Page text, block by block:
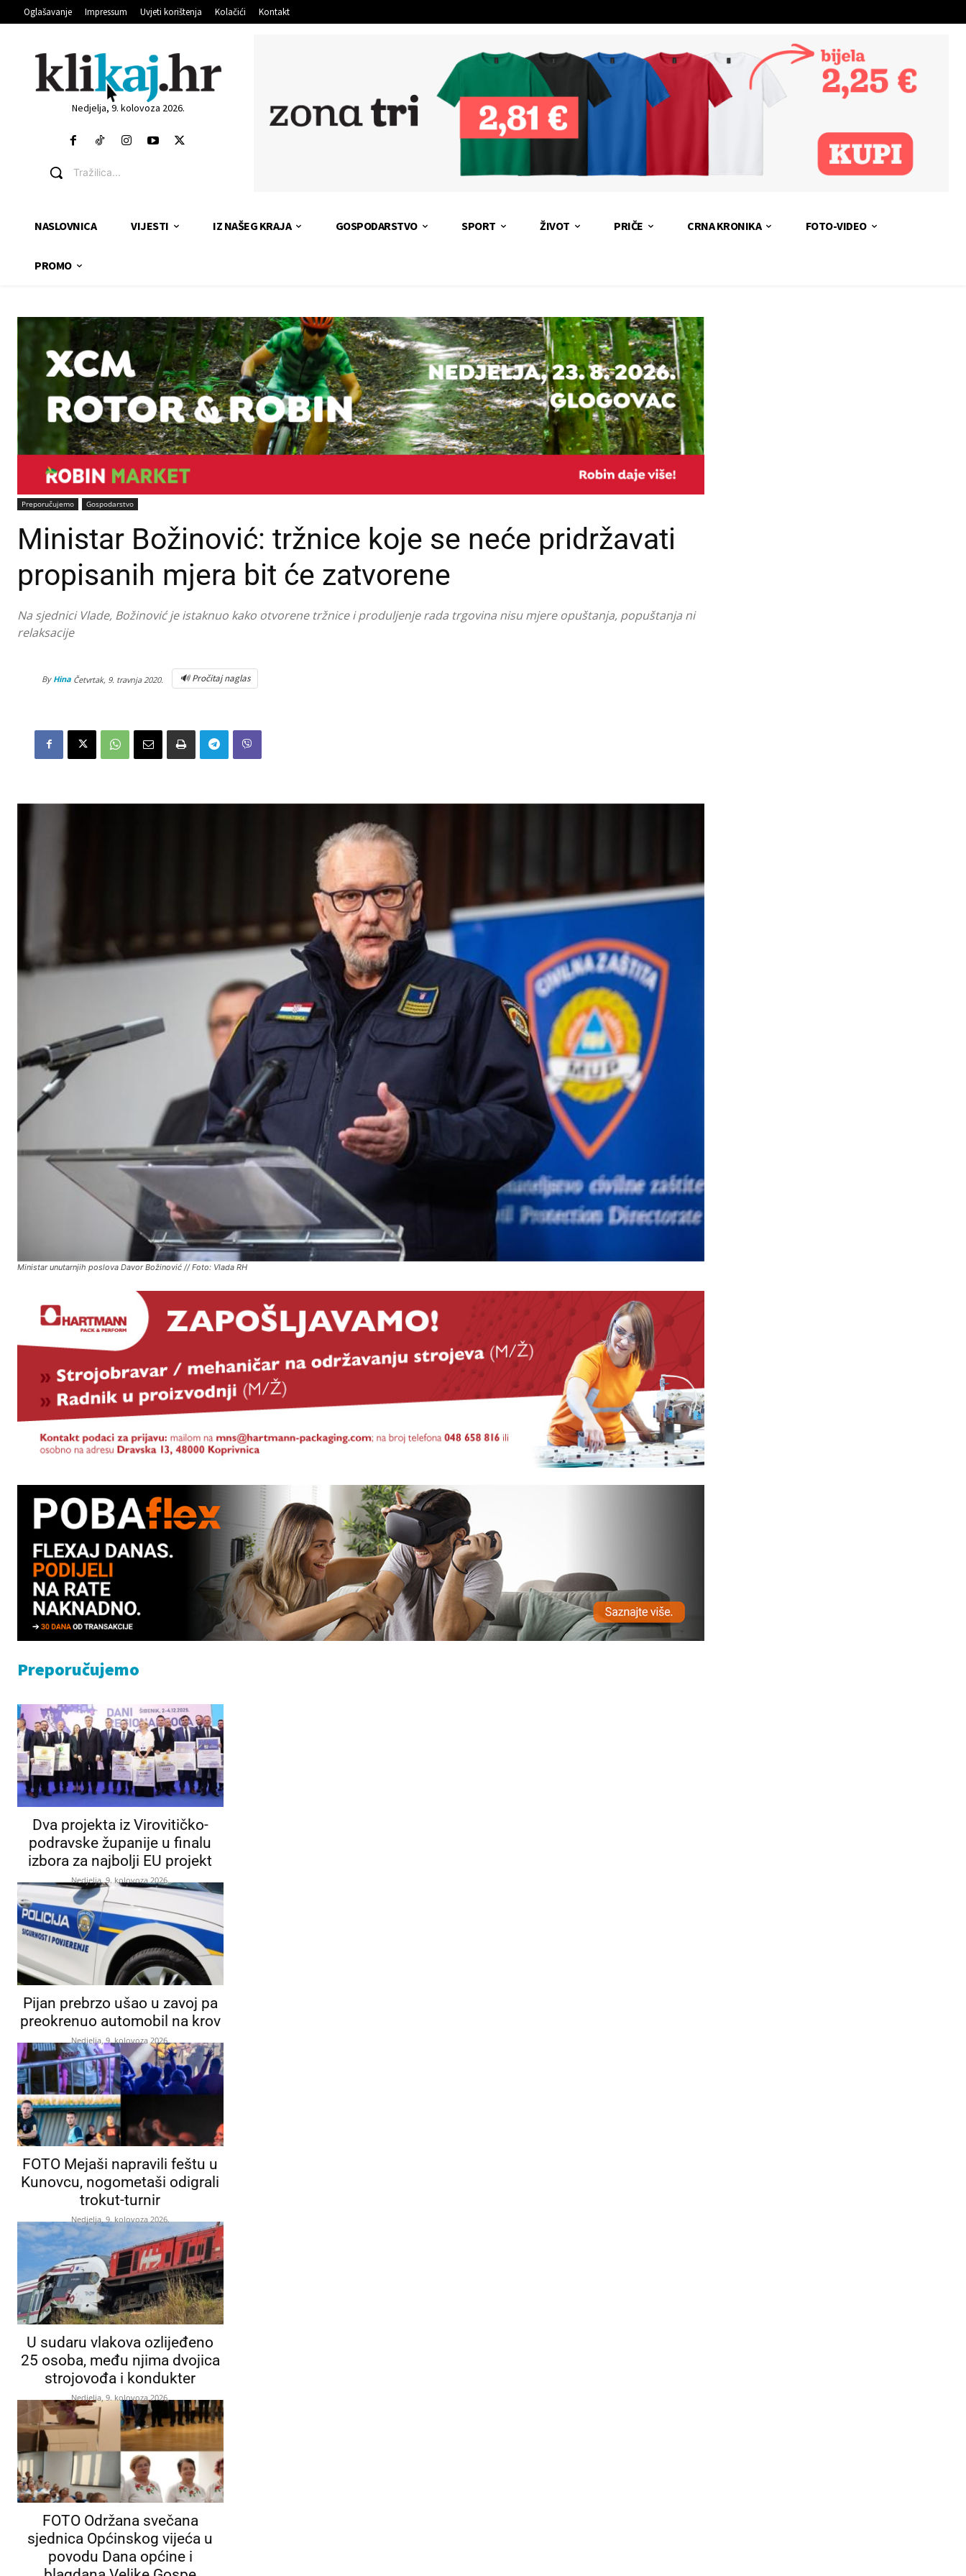
Oglašavanje Impressum Uvjeti korištenja Kolačići Kontakt
Nedjelja, 9. kolovoza 2026.
Tražilica...
NASLOVNICA VIJESTI IZ NAŠEG KRAJA GOSPODARSTVO SPORT ŽIVOT PRIČE CRNA KRONIKA FOTO-VIDEO
PROMO
Preporučujemo Gospodarstvo
Ministar Božinović: tržnice koje se neće pridržavati
propisanih mjera bit će zatvorene
Na sjednici Vlade, Božinović je istaknuo kako otvorene tržnice i produljenje rada trgovina nisu mjere opuštanja, popuštanja ni
relaksacije
By Hina Četvrtak, 9. travnja 2020. 🔊 Pročitaj naglas
Ministar unutarnjih poslova Davor Božinović // Foto: Vlada RH
Preporučujemo
Dva projekta iz Virovitičko-
podravske županije u finalu
izbora za najbolji EU projekt
Nedjelja, 9. kolovoza 2026.
Pijan prebrzo ušao u zavoj pa
preokrenuo automobil na krov
Nedjelja, 9. kolovoza 2026.
FOTO Mejaši napravili feštu u
Kunovcu, nogometaši odigrali
trokut-turnir
Nedjelja, 9. kolovoza 2026.
U sudaru vlakova ozlijeđeno
25 osoba, među njima dvojica
strojovođa i kondukter
Nedjelja, 9. kolovoza 2026.
FOTO Održana svečana
sjednica Općinskog vijeća u
povodu Dana općine i